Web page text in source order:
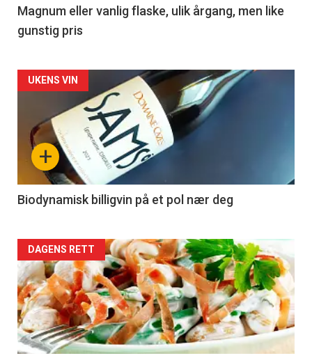
3
Magnum eller vanlig flaske, ulik årgang, men like
gunstig pris
Forsiden
akkurat
nå
4
+
UKENS VIN
Biodynamisk billigvin på et pol nær deg
Forsiden
akkurat
nå
-
DAGENS RETT